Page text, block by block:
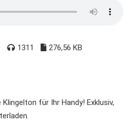
1311 276,56 KB
für Ihr Handy! Exklusiv,